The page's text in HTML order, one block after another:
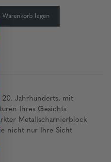
Warenkorb legen
Jahrhunderts, mit
Ihres Gesichts
Metallscharnierblock
nicht nur Ihre Sicht